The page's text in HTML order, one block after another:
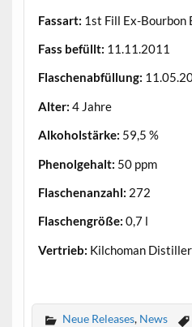
Fassart: 1st Fill Ex-Bourbon
Fass befüllt: 11.11.2011
Flaschenabfüllung:
Alter: 4 Jahre
Alkoholstärke: 59,5 %
Phenolgehalt: 50 ppm
Flaschenanzahl: 272
Flaschengröße: 0,7 l
Vertrieb: Kilchoman
Neue Releases, News